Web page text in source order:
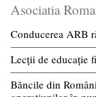
Asociatia
Conducerea ARB
Lecții de educație
Băncile din